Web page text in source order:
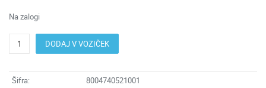
Na zalogi
DODAJ V VOZIČEK
Šifra:
8004740521001